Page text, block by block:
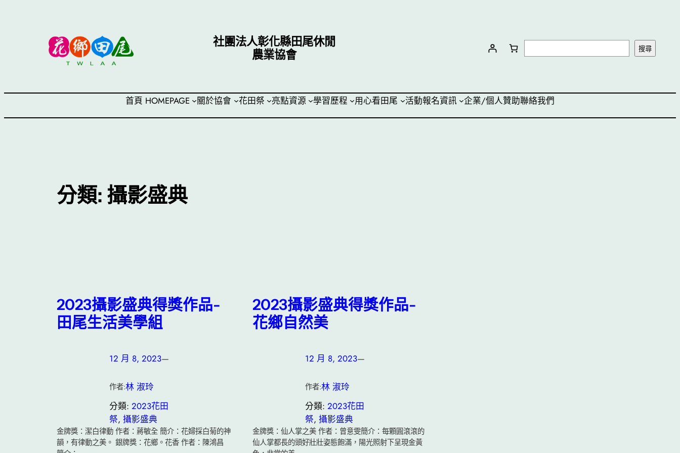
社團法人彰化縣田尾休閒
農業協會
尋
搜尋
首頁 HOMEPAGE 關於協會 花田祭 亮點資源 學習歷程 用心看田尾 活動報名資訊 企業/個人贊助聯絡我們
分類: 攝影盛典
2023攝影盛典得獎作品-
田尾生活美學組
12 月 8, 2023—
作者:林 淑玲
分類: 2023花田
祭, 攝影盛典
金牌獎：潔白律動 作者：蔣敏全 簡介：花婦採白菊的神
韻，有律動之美。 銀牌獎：花鄉。花香 作者：陳鴻昌
2023攝影盛典得獎作品-
花鄉自然美
12 月 8, 2023—
作者:林 淑玲
分類: 2023花田
祭, 攝影盛典
金牌獎：仙人掌之美 作者：曾意雯簡介：每顆圓滾滾的
仙人掌都長的頭好壯壯姿態飽滿，陽光照射下呈現金黃